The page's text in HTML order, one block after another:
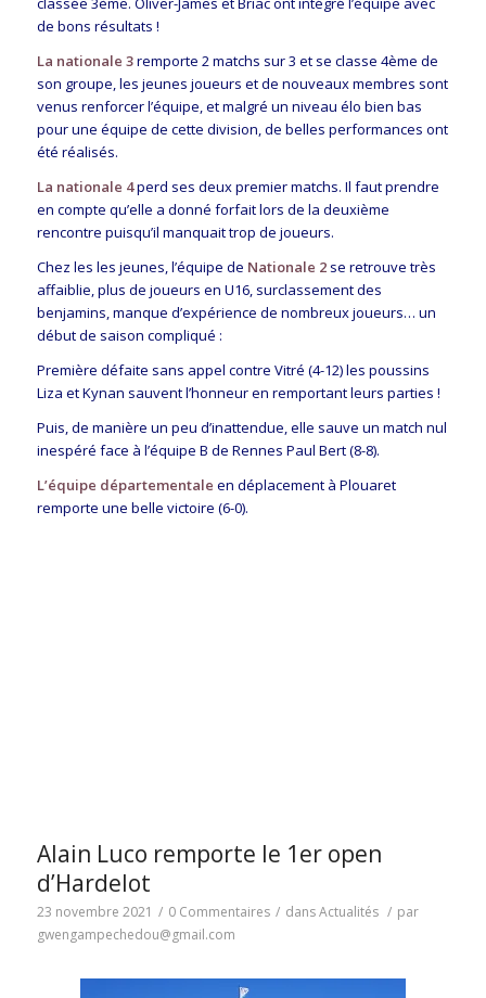
de bons résultats !
La nationale 3remporte 2 matchs sur 3 et se classe 4ème de
son groupe, les jeunes joueurs et de nouveaux membres sont
venus renforcer l’équipe, et malgré un niveau élo bien bas
pour une équipe de cette division, de belles performances ont
été réalisés.
La nationale 4perd ses deux premier matchs. Il faut prendre
en compte qu’elle a donné forfait lors de la deuxième
rencontre puisqu’il manquait trop de joueurs.
Chez les les jeunes, l’équipe de Nationale 2se retrouve très
affaiblie, plus de joueurs en U16, surclassement des
benjamins, manque d’expérience de nombreux joueurs… un
début de saison compliqué :
Première défaite sans appel contre Vitré (4-12) les poussins
Liza et Kynan sauvent l’honneur en remportant leurs parties !
Puis, de manière un peu d’inattendue, elle sauve un match nul
inespéré face à l’équipe B de Rennes Paul Bert (8-8).
L’équipe départementale en déplacement à Plouaret
remporte une belle victoire (6-0).
Alain Luco remporte le 1er open
d’Hardelot
23 novembre 2021 / 0 Commentaires / dansActualités / par
gwengampechedou@gmail.com